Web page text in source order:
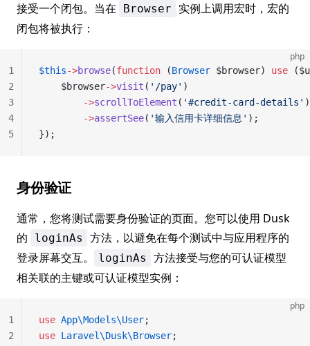
接受一个闭包。当在
Browser
实例上调用宏时，宏的
闭包将被执行：
php
$this->browse(function (Browser $browser) use
    $browser
->visit ( '/pay' )
        ->
scrollToElement ( '#credit-card-details' )
        ->
assertSee( '输入信用卡详细信息' );
});
1
2
3
4
5
身份验证
通常，您将测试需要身份验证的页面。您可以使用 Dusk
的
loginAs
方法，以避免在每个测试中与应用程序的
登录屏幕交互。
loginAs
方法接受与您的可认证模型
相关联的主键或可认证模型实例：
php
use App\Models\User;
use Laravel\Dusk\Browser;
1
2